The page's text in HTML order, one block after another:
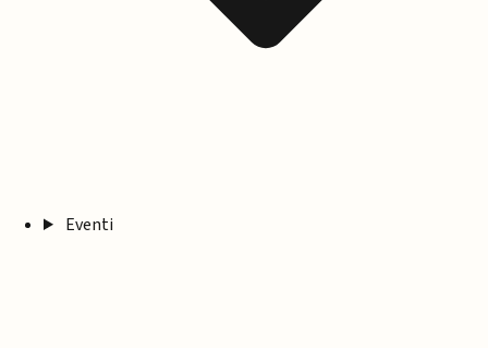
Eventi